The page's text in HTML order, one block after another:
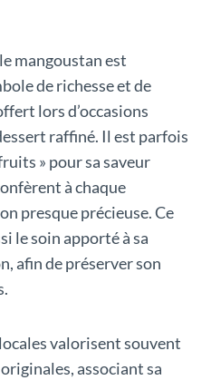
mangoustan est
de richesse et de
lors d’occasions
raffiné. Il est parfois
» pour sa saveur
à chaque
presque précieuse. Ce
le soin apporté à sa
afin de préserver son
valorisent souvent
associant sa